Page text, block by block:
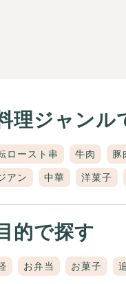
理ジャンル
ロースト串 牛肉 豚
アン 中華 洋菓子
的で探す
お弁当 お菓子